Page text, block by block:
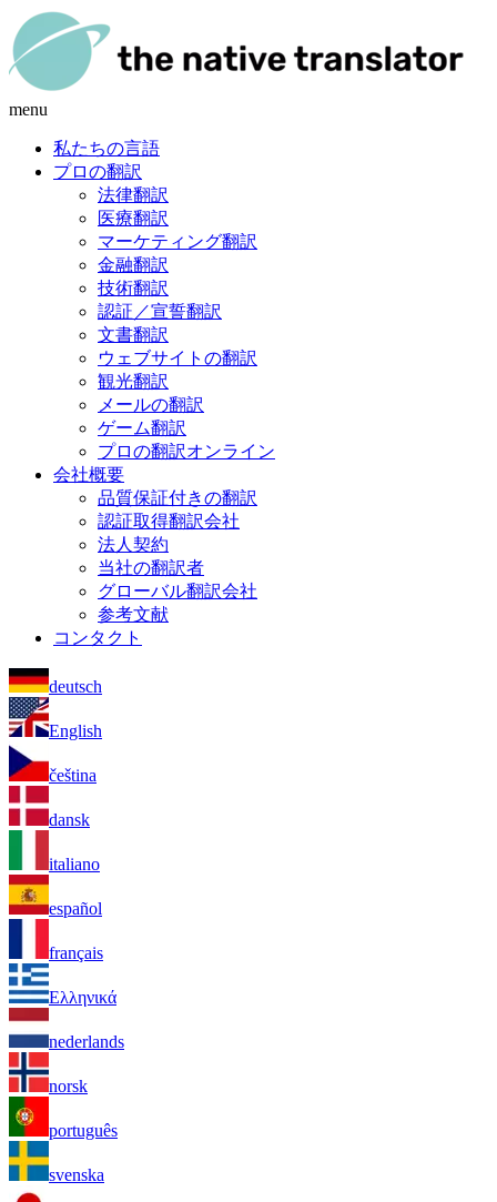
menu
私たちの言語
プロの翻訳
法律翻訳
医療翻訳
マーケティング翻訳
金融翻訳
技術翻訳
認証／宣誓翻訳
文書翻訳
ウェブサイトの翻訳
観光翻訳
メールの翻訳
ゲーム翻訳
プロの翻訳オンライン
会社概要
品質保証付きの翻訳
認証取得翻訳会社
法人契約
当社の翻訳者
グローバル翻訳会社
参考文献
コンタクト
deutsch
English
čeština
dansk
italiano
español
français
Ελληνικά
nederlands
norsk
português
svenska